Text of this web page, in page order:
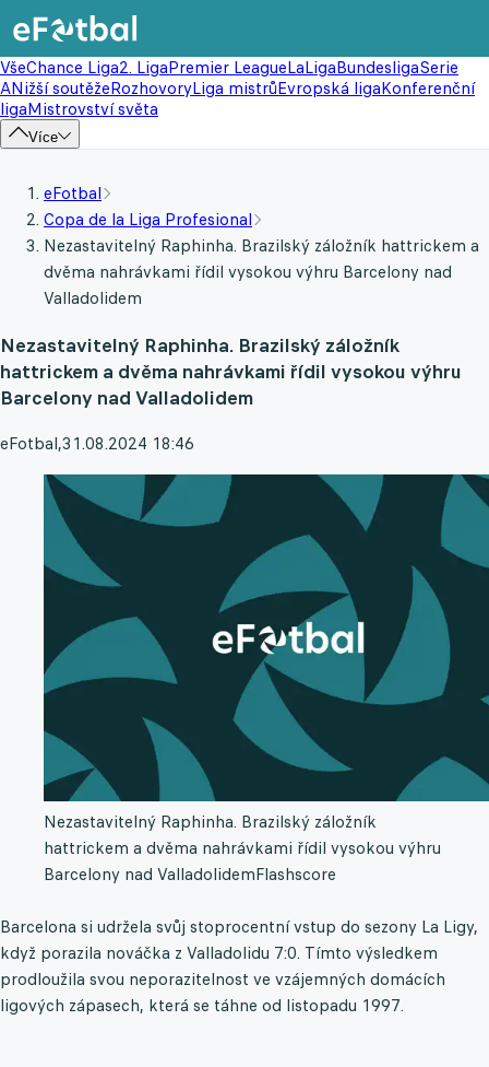
VšeChance Liga2. LigaPremier LeagueLaLigaBundesligaSerie
ANižší soutěžeRozhovoryLiga mistrůEvropská ligaKonferenční
ligaMistrovství světa
Více
eFotbal
Copa de la Liga Profesional
Nezastavitelný Raphinha. Brazilský záložník hattrickem a
dvěma nahrávkami řídil vysokou výhru Barcelony nad
Valladolidem
Nezastavitelný Raphinha. Brazilský záložník
hattrickem a dvěma nahrávkami řídil vysokou výhru
Barcelony nad Valladolidem
eFotbal,31.08.2024 18:46
Nezastavitelný Raphinha. Brazilský záložník
hattrickem a dvěma nahrávkami řídil vysokou výhru
Barcelony nad ValladolidemFlashscore
Barcelona si udržela svůj stoprocentní vstup do sezony La Ligy,
když porazila nováčka z Valladolidu 7:0. Tímto výsledkem
prodloužila svou neporazitelnost ve vzájemných domácích
ligových zápasech, která se táhne od listopadu 1997.